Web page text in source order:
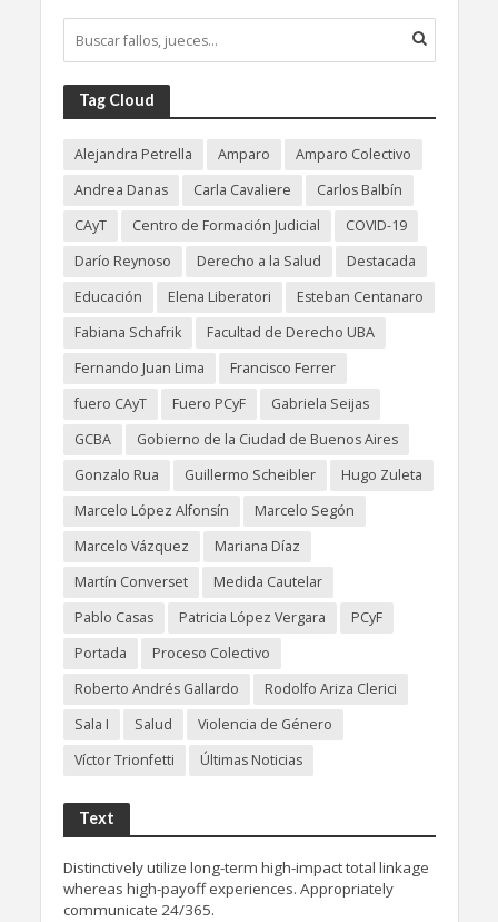
Tag Cloud
Alejandra Petrella Amparo
Amparo Colectivo
Andrea Danas
Carla Cavaliere
Carlos Balbín
CAyT
Centro de Formación Judicial
COVID-19
Darío Reynoso
Derecho a la Salud
Destacada
Educación
Elena Liberatori
Esteban Centanaro
Fabiana Schafrik
Facultad de Derecho UBA
Fernando Juan Lima
Francisco Ferrer
fuero CAyT
Fuero PCyF
Gabriela Seijas
GCBA
Gobierno de la Ciudad de Buenos Aires
Gonzalo Rua
Guillermo Scheibler
Hugo Zuleta
Marcelo López Alfonsín
Marcelo Segón
Marcelo Vázquez
Mariana Díaz
Martín Converset
Medida Cautelar
Pablo Casas
Patricia López Vergara
PCyF
Portada
Proceso Colectivo
Roberto Andrés Gallardo
Rodolfo Ariza Clerici
Sala I
Salud
Violencia de Género
Víctor Trionfetti
Últimas Noticias
Text
Distinctively utilize long-term high-impact total linkage
whereas high-payoff experiences. Appropriately
communicate 24/365.